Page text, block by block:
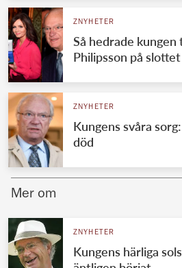
Jordanska
Luxemburgska
Japanska
Thailändska
Marockanska
ZNYHETER
Så hedrade kungen
Philipsson på slottet
ZNYHETER
Kungens svåra
död
Mer om
ZNYHETER
Kungens härliga